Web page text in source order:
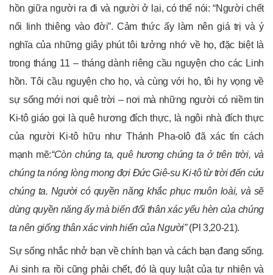
hồn giữa người ra đi và người ở lại, có thể nói: “Người chết
nối linh thiêng vào đời”. Cảm thức ấy làm nên giá trị và ý
nghĩa của những giây phút tôi tưởng nhớ về họ, đặc biệt là
trong tháng 11 – tháng dành riêng cầu nguyện cho các Linh
hồn. Tôi cầu nguyện cho họ, và cùng với họ, tôi hy vọng về
sự sống mới nơi quê trời – nơi mà những người có niềm tin
Ki-tô giáo gọi là quê hương đích thực, là ngôi nhà đích thực
của người Ki-tô hữu như Thánh Pha-olô đã xác tín cách
mạnh mẽ:“Còn chúng ta, quê hương chúng ta ở trên trời, và
chúng ta nóng lòng mong đợi Đức Giê-su Ki-tô từ trời đến cứu
chúng ta. Người có quyền năng khắc phục muôn loài, và sẽ
dùng quyền năng ấy mà biến đổi thân xác yếu hèn của chúng
ta nên giống thân xác vinh hiển của Người”(Pl 3,20-21).
Sự sống nhắc nhở bạn về chính bạn và cách bạn đang sống.
Ai sinh ra rồi cũng phải chết, đó là quy luật của tự nhiên và